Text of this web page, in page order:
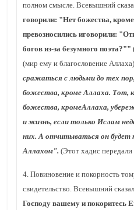
полном смысле. Всевышний
говорили: "Нет божества,
превозносились иговорили:
богов из-за безумного поэта?""
(мир ему и благословение
сражаться с людьми до тех
божества, кроме Аллаха.
божества, кромеАллаха,
и жизнь, если только Ислам
них. А отчитываться он будет
Аллахом". (Этот хадис
4. Повиновение и покорность
свидетельство. Всевышний
Господу вашему и покоритесь